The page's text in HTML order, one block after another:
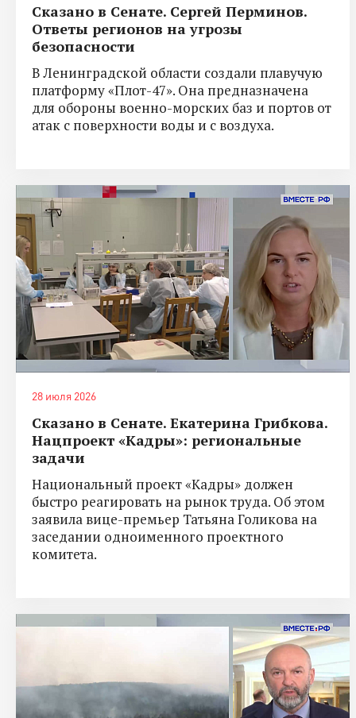
Сказано в Сенате. Сергей Перминов.
Ответы регионов на угрозы
безопасности
В Ленинградской области создали плавучую
платформу «Плот-47». Она предназначена
для обороны военно-морских баз и портов от
атак с поверхности воды и с воздуха.
28 июля 2026
Сказано в Сенате. Екатерина Грибкова.
Нацпроект «Кадры»: региональные
задачи
Национальный проект «Кадры» должен
быстро реагировать на рынок труда. Об этом
заявила вице-премьер Татьяна Голикова на
заседании одноименного проектного
комитета.